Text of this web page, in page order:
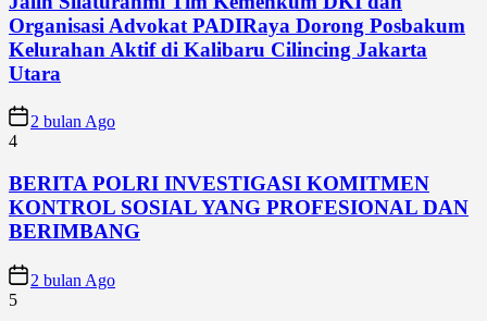
Organisasi Advokat PADIRaya Dorong Posbakum
Kelurahan Aktif di Kalibaru Cilincing Jakarta
Utara
2 bulan Ago
4
BERITA POLRI INVESTIGASI KOMITMEN
KONTROL SOSIAL YANG PROFESIONAL DAN
BERIMBANG
2 bulan Ago
5